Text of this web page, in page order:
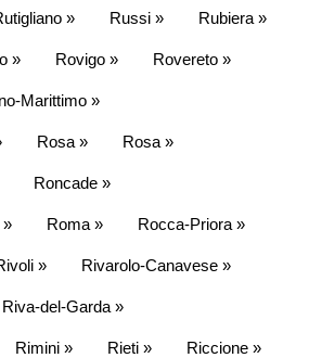
» Russi » Rubiera »
» Rovigo » Rovereto »
Marittimo »
Rosa » Rosa »
Roncade »
» Roma » Rocca-Priora »
» Rivarolo-Canavese »
Riva-del-Garda »
Rimini » Rieti » Riccione »